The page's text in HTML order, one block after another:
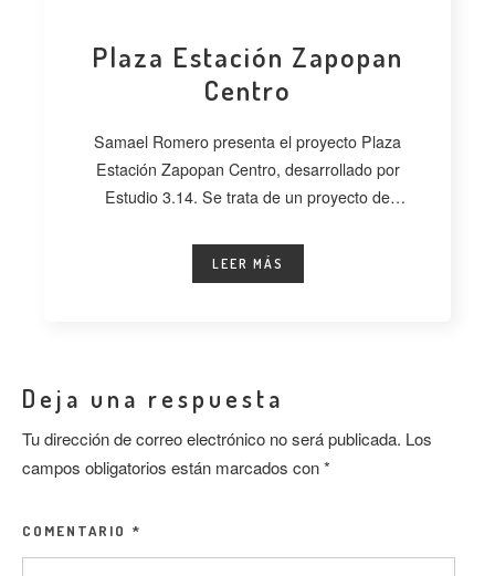
Plaza Estación Zapopan
Centro
Samael Romero presenta el proyecto Plaza
Estación Zapopan Centro, desarrollado por
Estudio 3.14. Se trata de un proyecto de
LEER MÁS
Deja una respuesta
Tu dirección de correo electrónico no será publicada. Los
campos obligatorios están marcados con*
COMENTARIO *